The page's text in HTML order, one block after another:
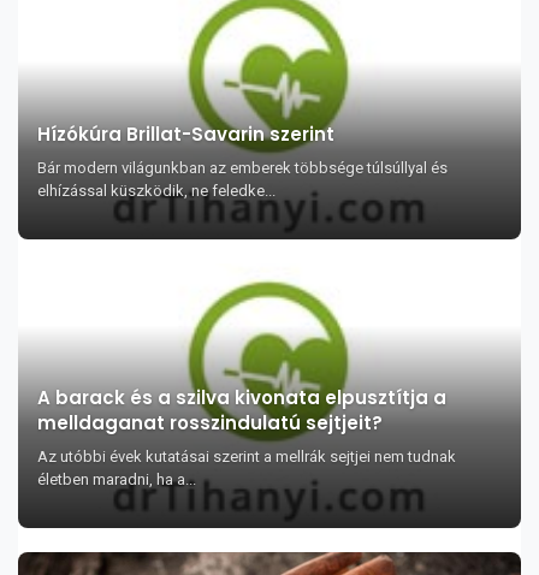
Hízókúra Brillat-Savarin szerint
Bár modern világunkban az emberek többsége túlsúllyal és
elhízással küszködik, ne feledke...
A barack és a szilva kivonata elpusztítja a
melldaganat rosszindulatú sejtjeit?
Az utóbbi évek kutatásai szerint a mellrák sejtjei nem tudnak
életben maradni, ha a...